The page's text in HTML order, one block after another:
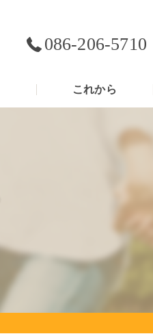
086-206-5710
これから